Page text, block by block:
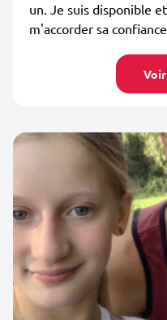
un. Je suis disponible
m'accorder sa